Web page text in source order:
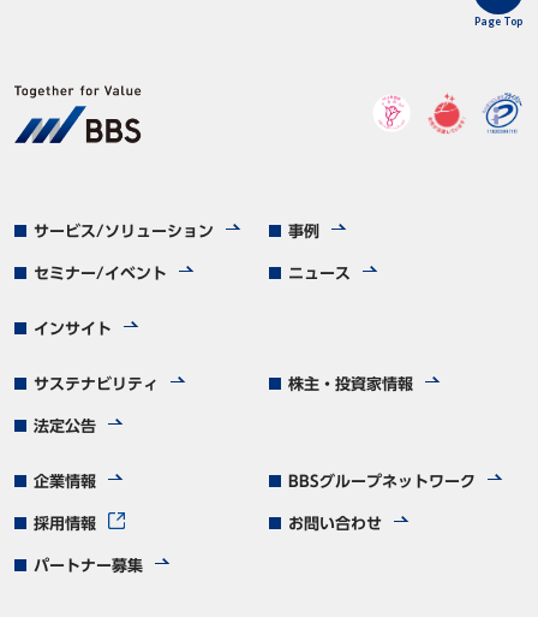
サービス/ソリューション 事例
セミナー/イベント ニュース
インサイト
サステナビリティ 株主・投資家情報
法定公告
企業情報 BBSグループネットワーク
採用情報 お問い合わせ
パートナー募集
Page Top